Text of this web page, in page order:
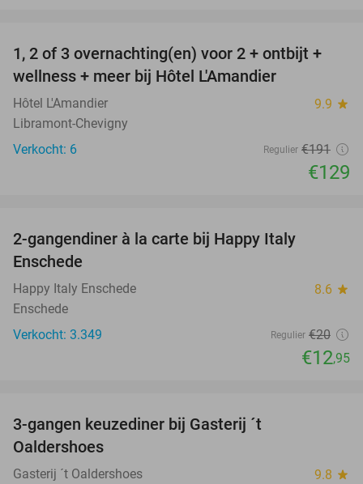
32%
TODAY
1, 2 of 3 overnachting(en) voor 2 + ontbijt +
wellness + meer bij Hôtel L'Amandier
Hôtel L'Amandier 9.9 star
Libramont-Chevigny
Verkocht: 6
Regulier €191
€129
2-gangendiner à la carte bij Happy Italy
Enschede
Happy Italy Enschede 8.6 star
Enschede
Verkocht: 3.349
Regulier €20
€12,95
3-gangen keuzediner bij Gasterij ´t
Oaldershoes
Gasterij ´t Oaldershoes 9.8 star